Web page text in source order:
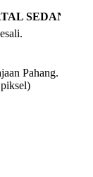
SEDANG
Pahang.